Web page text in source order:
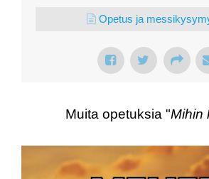
Opetus ja
Muita opetuksia "Mihin